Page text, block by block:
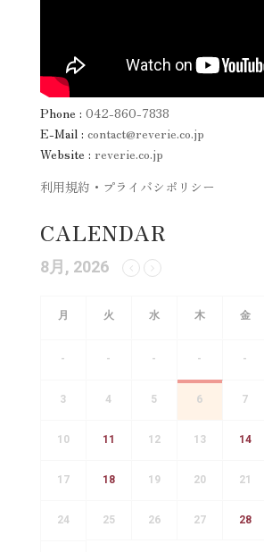
Phone : 042-860-7838
E-Mail : contact@reverie.co.jp
Website : reverie.co.jp
利用規約・プライバシポリシー
CALENDAR
8月, 2026
月 火 水 木 金
- - - - -
3 4 5 6 7
10 11 12 13 14
17 18 19 20 21
24 25 26 27 28